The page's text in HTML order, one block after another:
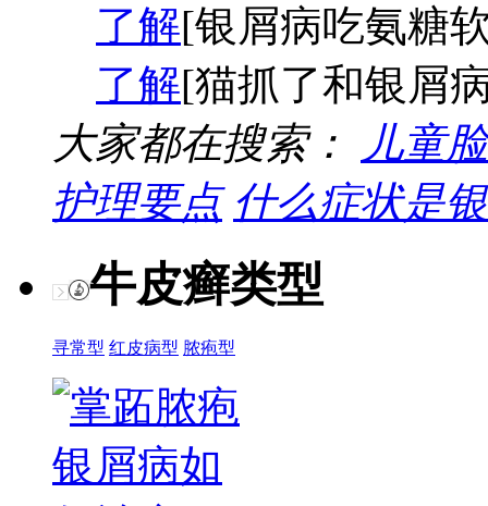
了解[银屑病吃氨糖
了解[猫抓了和银屑
大家都在搜索：
儿童
护理要点 什么症状是
牛皮癣类型
寻常型 红皮病型 脓疱型